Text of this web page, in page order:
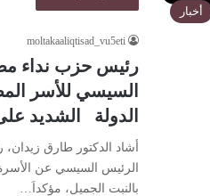
أخبار
moltakaaliqtisad_vu5eti
رئيس حزب نداء
السيسي للأسر
الدولة الشديد
أشاد الدكتور طارق
الرئيس السيسي عن
بالنبت الجميل، مؤكداَ…